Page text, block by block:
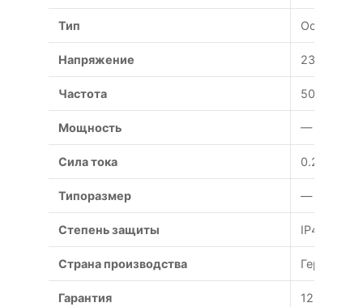
Тип Осевой
Напряжение 230 В
Частота 50 Гц
Мощность — Вт
Сила тока 0.29 А
Типоразмер — мм
Степень защиты IP44
Страна производства Германия
Гарантия 12